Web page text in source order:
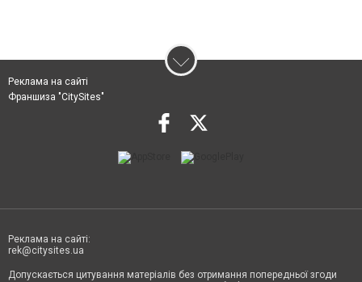
Реклама на сайті
Франшиза "CitySites"
Реклама на сайті:
rek@citysites.ua
Допускається цитування матеріалів без отримання попередньої згоди